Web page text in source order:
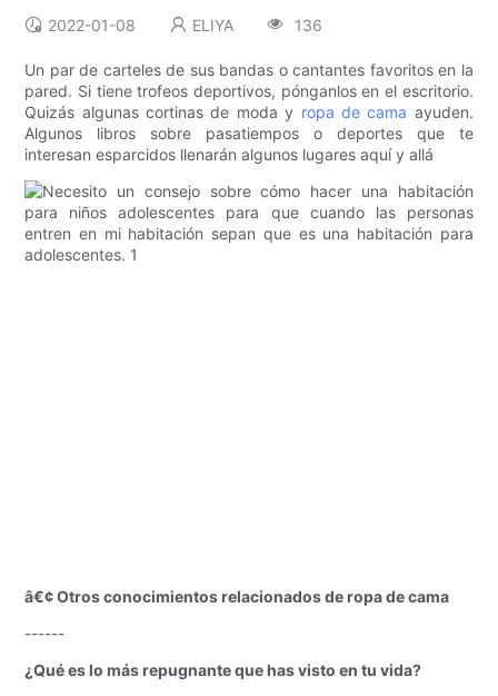
2022-01-08 ELIYA 136
Un par de carteles de sus bandas o cantantes favoritos en la
pared. Si tiene trofeos deportivos, pónganlos en el escritorio.
Quizás algunas cortinas de moda y ropa de cama ayuden.
Algunos libros sobre pasatiempos o deportes que te
interesan esparcidos llenarán algunos lugares aquí y allá
â€¢ Otros conocimientos relacionados de ropa de cama
------
¿Qué es lo más repugnante que has visto en tu vida?